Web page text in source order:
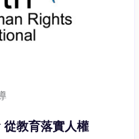
從教育落實人權